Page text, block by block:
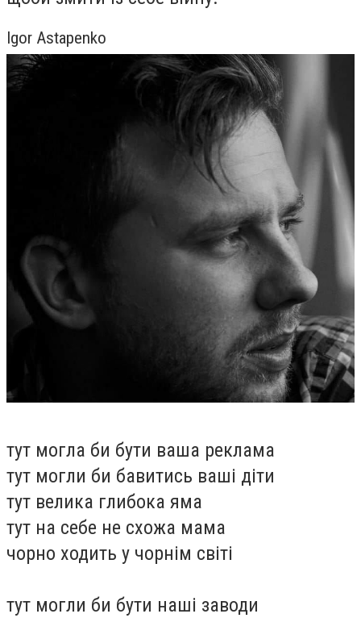
Igor Astapenko
тут могла би бути ваша реклама
тут могли би бавитись ваші діти
тут велика глибока яма
тут на себе не схожа мама
чорно ходить у чорнім світі
тут могли би бути наші заводи